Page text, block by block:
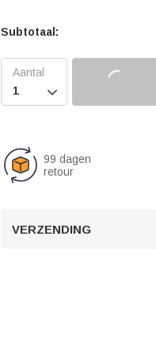
Subtotaal:

99 dagen
retour
VERZENDING